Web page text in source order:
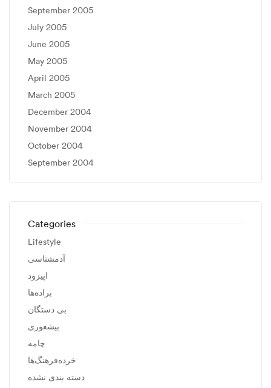
September 2005
July 2005
June 2005
May 2005
April 2005
March 2005
December 2004
November 2004
October 2004
September 2004
Categories
Lifestyle
آدمشناسی
اپیزود
براده‌ها
بی دستگان
بیشعوری
چامه
خرده‌فرهنگ‌ها
دسته بندی نشده